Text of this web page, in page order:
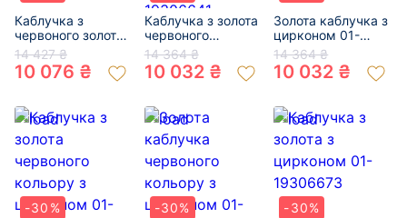
Каблучка з
червоного золота
з цирконом 01-
200092352
14 427 ₴
10 076 ₴
Каблучка з золота
червоного
кольору з
цирконом 01-
19306641
14 364 ₴
10 032 ₴
Золота каблучка з
цирконом 01-
200017532
14 364 ₴
10 032 ₴
-30%
-30%
-30%